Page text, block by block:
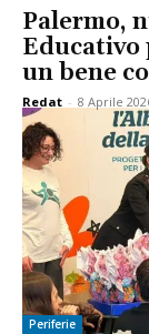
Palermo,
Educativo
un bene
Redat - 8 Aprile
Periferie